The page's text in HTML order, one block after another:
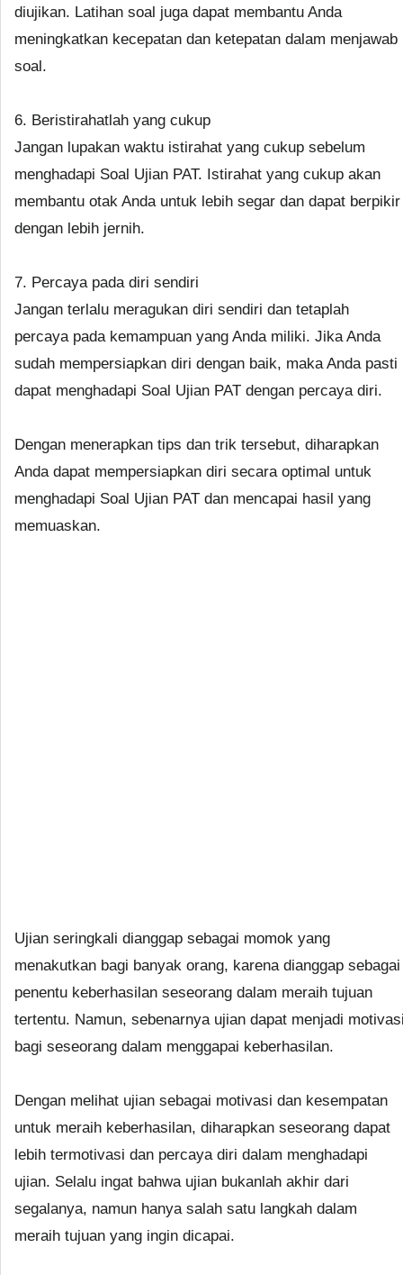
diujikan. Latihan soal juga dapat membantu Anda
meningkatkan kecepatan dan ketepatan dalam menjawab
soal.
6. Beristirahatlah yang cukup
Jangan lupakan waktu istirahat yang cukup sebelum
menghadapi Soal Ujian PAT. Istirahat yang cukup akan
membantu otak Anda untuk lebih segar dan dapat berpikir
dengan lebih jernih.
7. Percaya pada diri sendiri
Jangan terlalu meragukan diri sendiri dan tetaplah
percaya pada kemampuan yang Anda miliki. Jika Anda
sudah mempersiapkan diri dengan baik, maka Anda pasti
dapat menghadapi Soal Ujian PAT dengan percaya diri.
Dengan menerapkan tips dan trik tersebut, diharapkan
Anda dapat mempersiapkan diri secara optimal untuk
menghadapi Soal Ujian PAT dan mencapai hasil yang
memuaskan.
Ujian seringkali dianggap sebagai momok yang
menakutkan bagi banyak orang, karena dianggap sebagai
penentu keberhasilan seseorang dalam meraih tujuan
tertentu. Namun, sebenarnya ujian dapat menjadi
bagi seseorang dalam menggapai keberhasilan.
Dengan melihat ujian sebagai motivasi dan kesempatan
untuk meraih keberhasilan, diharapkan seseorang dapat
lebih termotivasi dan percaya diri dalam menghadapi
ujian. Selalu ingat bahwa ujian bukanlah akhir dari
segalanya, namun hanya salah satu langkah dalam
meraih tujuan yang ingin dicapai.